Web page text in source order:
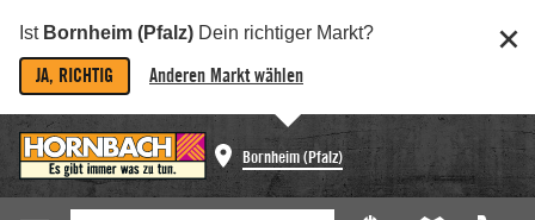
Ist Bornheim (Pfalz) Dein richtiger Markt?
JA, RICHTIG Anderen Markt wählen
Bornheim (Pfalz)